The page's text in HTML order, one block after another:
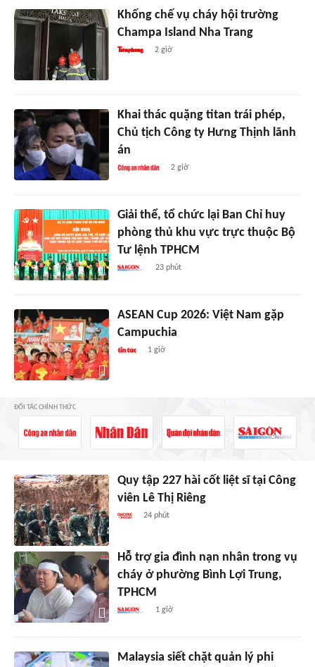
Khống chế vụ cháy hội trường
Champa Island Nha Trang
2 giờ
Khai thác quặng titan trái phép,
Chủ tịch Công ty Hưng Thịnh lãnh
án
2 giờ
Giải thể, tổ chức lại Ban Chỉ huy
phòng thủ khu vực trực thuộc Bộ
Tư lệnh TPHCM
23 phút
ASEAN Cup 2026: Việt Nam gặp
Campuchia
1 giờ
ĐỐI TÁC CHÍNH THỨC
Quy tập 227 hài cốt liệt sĩ tại Công
viên Lê Thị Riêng
24 phút
Hỗ trợ gia đình nạn nhân trong vụ
cháy ở phường Bình Lợi Trung,
TPHCM
1 giờ
Malaysia siết chặt quản lý phi